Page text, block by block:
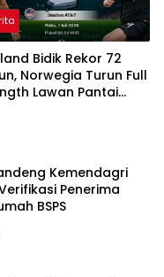
Bidik Rekor 72
Norwegia Turun Full
Lawan Pantai
Kemendagri
Penerima
BSPS